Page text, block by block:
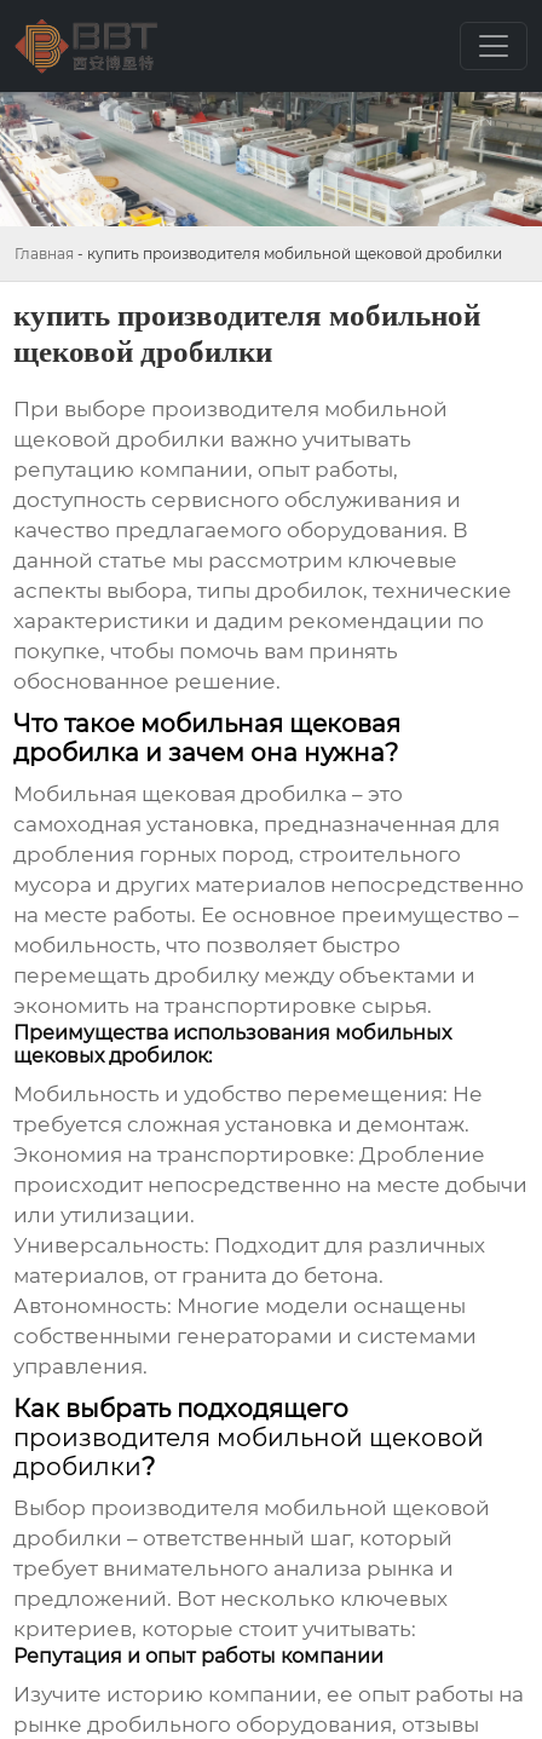
Главная - купить производителя мобильной щековой дробилки
купить производителя мобильной
щековой дробилки
При выборе производителя мобильной
щековой дробилки важно учитывать
репутацию компании, опыт работы,
доступность сервисного обслуживания и
качество предлагаемого оборудования. В
данной статье мы рассмотрим ключевые
аспекты выбора, типы дробилок, технические
характеристики и дадим рекомендации по
покупке, чтобы помочь вам принять
обоснованное решение.
Что такое мобильная щековая
дробилка и зачем она нужна?
Мобильная щековая дробилка – это
самоходная установка, предназначенная для
дробления горных пород, строительного
мусора и других материалов непосредственно
на месте работы. Ее основное преимущество –
мобильность, что позволяет быстро
перемещать дробилку между объектами и
экономить на транспортировке сырья.
Преимущества использования мобильных
щековых дробилок:
Мобильность и удобство перемещения: Не
требуется сложная установка и демонтаж.
Экономия на транспортировке: Дробление
происходит непосредственно на месте добычи
или утилизации.
Универсальность: Подходит для различных
материалов, от гранита до бетона.
Автономность: Многие модели оснащены
собственными генераторами и системами
управления.
Как выбрать подходящего
производителя мобильной щековой
дробилки?
Выбор производителя мобильной щековой
дробилки – ответственный шаг, который
требует внимательного анализа рынка и
предложений. Вот несколько ключевых
критериев, которые стоит учитывать:
Репутация и опыт работы компании
Изучите историю компании, ее опыт работы на
рынке дробильного оборудования, отзывы